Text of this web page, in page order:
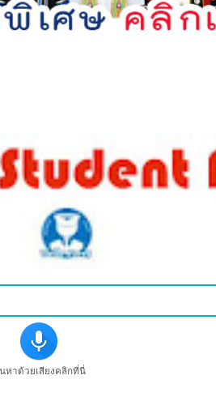
หาด้วยเสียงคลิกที่นี่